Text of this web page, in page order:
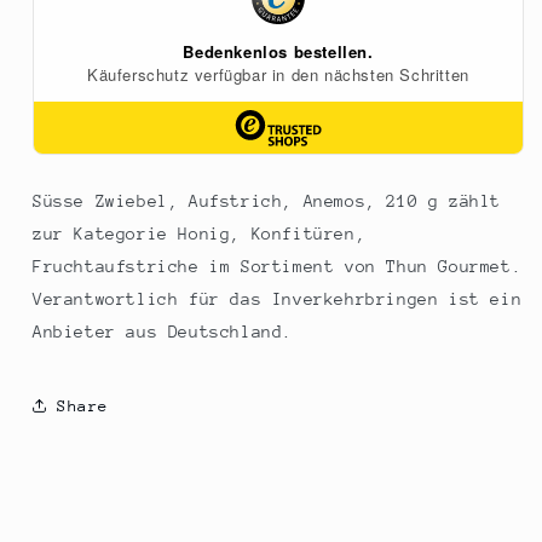
Süsse Zwiebel, Aufstrich, Anemos, 210 g zählt
zur Kategorie Honig, Konfitüren,
Fruchtaufstriche im Sortiment von Thun Gourmet.
Verantwortlich für das Inverkehrbringen ist ein
Anbieter aus Deutschland.
Share